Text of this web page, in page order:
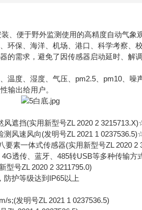
、便于野外监测使用的高精度自动气象
保、海洋、机场、港口、科学考察、校
的需求，避免了因传感器启动延时、解
度、湿度、气压、pm2.5、pm10、噪
输出给用户。
遮挡(实用新型号ZL 2020 2
风速风向(发明号ZL 2021 1
素一体式传感器(实用新型号ZL 2020 2
透传、蓝牙、485转USB等多种传输方
号ZL 2020 2 3211795.0)
护等级达到IP65以上
发明号ZL 2021 1 0237536.5)